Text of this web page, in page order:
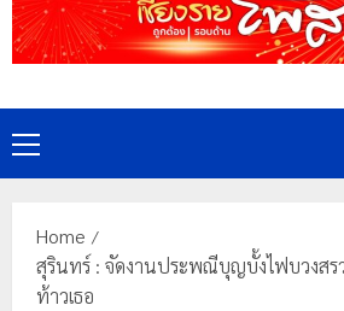
Primary
Menu
Home
สุรินทร์ : จัดงานประพณีบุญบั้งไฟบวงสร
ท้าวเธอ